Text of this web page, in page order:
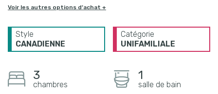
Voir les autres options d’achat +
Style
CANADIENNE
Catégorie
UNIFAMILIALE
3
chambres
1
salle de bain